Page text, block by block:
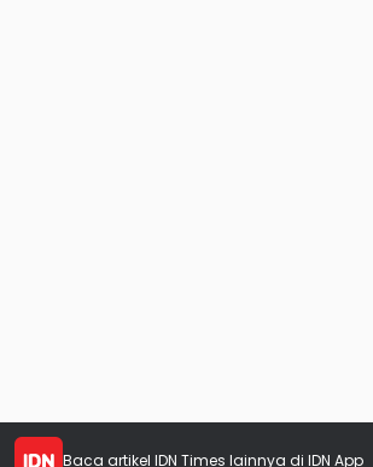
Baca artikel IDN Times lainnya di IDN App